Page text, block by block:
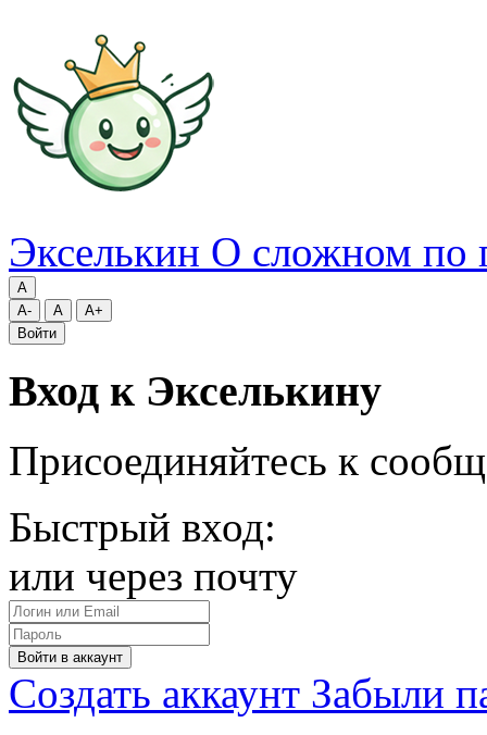
Экселькин О сложном по
A
A-
A
A+
Войти
Вход к Экселькину
Присоединяйтесь к
Быстрый вход:
или через почту
Войти в аккаунт
Создать аккаунт Забыли